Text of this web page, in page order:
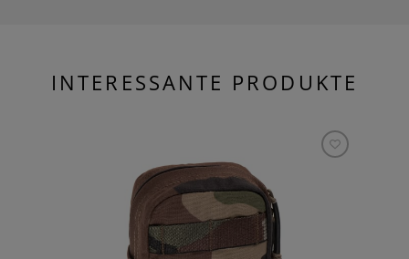
INTERESSANTE PRODUKTE